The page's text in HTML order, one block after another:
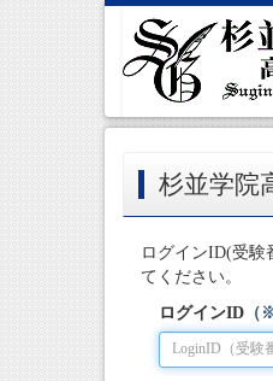
杉並学院
ログインID(受験
てください。
ログインID （